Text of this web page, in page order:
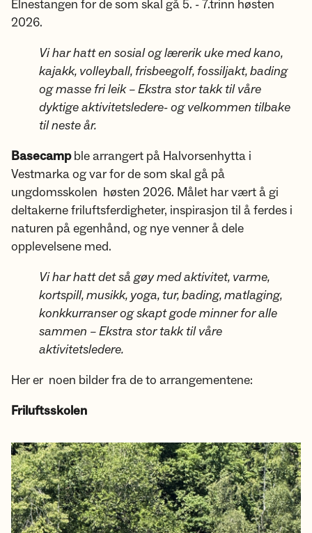
Elnestangen for de som skal gå 5. - 7.trinn høsten
2026.
Vi har hatt en sosial og lærerik uke med kano,
kajakk, volleyball, frisbeegolf, fossiljakt, bading
og masse fri leik – Ekstra stor takk til våre
dyktige aktivitetsledere- og velkommen tilbake
til neste år.
Basecampble arrangert på Halvorsenhytta i
Vestmarka og var for de som skal gå på
ungdomsskolen høsten 2026. Målet har vært å gi
deltakerne friluftsferdigheter, inspirasjon til å ferdes i
naturen på egenhånd, og nye venner å dele
opplevelsene med.
Vi har hatt det så gøy med aktivitet, varme,
kortspill, musikk, yoga, tur, bading, matlaging,
konkkurranser og skapt gode minner for alle
sammen – Ekstra stor takk til våre
aktivitetsledere.
Her er noen bilder fra de to arrangementene:
Friluftsskolen